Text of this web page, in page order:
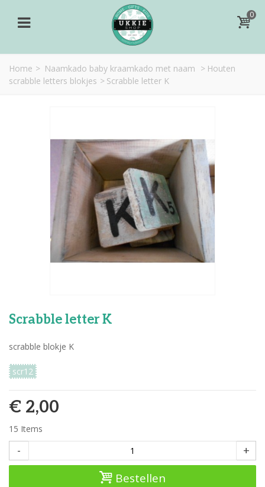
0
Home > Naamkado baby kraamkado met naam > Houten
scrabble letters blokjes > Scrabble letter K
Scrabble letter K
scrabble blokje K
scr12
€ 2,00
15 Items
- +
Bestellen